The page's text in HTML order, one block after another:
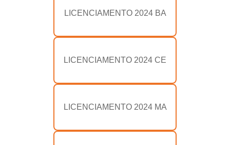
LICENCIAMENTO 2024 BA
LICENCIAMENTO 2024 CE
LICENCIAMENTO 2024 MA